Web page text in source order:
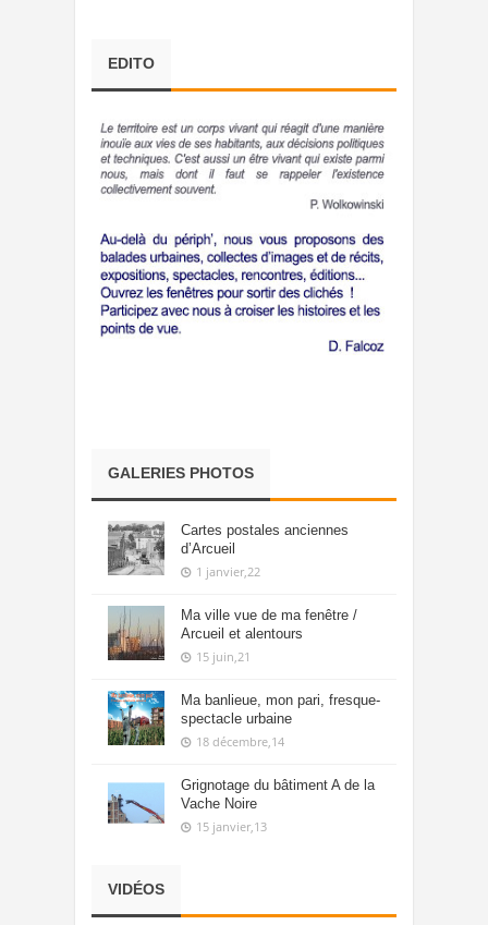
EDITO
GALERIES PHOTOS
Cartes postales anciennes
d’Arcueil
1 janvier,22
Ma ville vue de ma fenêtre /
Arcueil et alentours
15 juin,21
Ma banlieue, mon pari, fresque-
spectacle urbaine
18 décembre,14
Grignotage du bâtiment A de la
Vache Noire
15 janvier,13
VIDÉOS